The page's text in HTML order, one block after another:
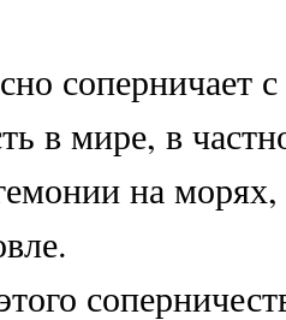
соперничает
в мире, в
на